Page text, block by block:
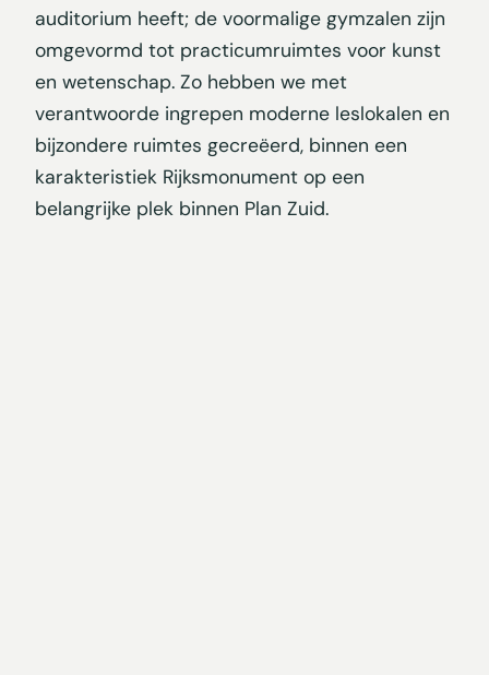
auditorium heeft; de voormalige gymzalen zijn
omgevormd tot practicumruimtes voor kunst
en wetenschap. Zo hebben we met
verantwoorde ingrepen moderne leslokalen en
bijzondere ruimtes gecreëerd, binnen een
karakteristiek Rijksmonument op een
belangrijke plek binnen Plan Zuid.